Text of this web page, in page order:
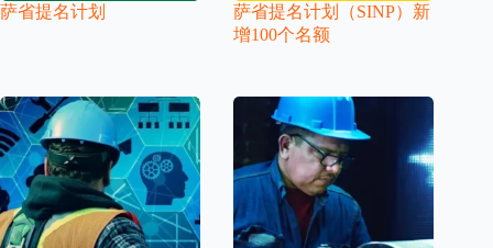
萨省提名计划
萨省提名计划（SINP）新
增100个名额